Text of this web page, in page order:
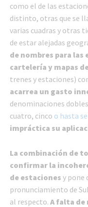
como el de las
distinto, otras que se
varias cuadras y otras
de estar alejadas
de nombres para
cartelería y mapas
trenes y estaciones)
acarrea un gasto
denominaciones
cuatro, cinco o hasta
impráctica su
La combinación de
confirmar la
de estaciones y pone
pronunciamiento de
al respecto. A falta de